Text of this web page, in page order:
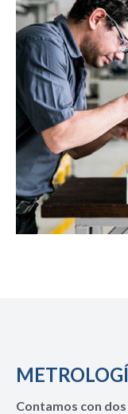
Contamos con